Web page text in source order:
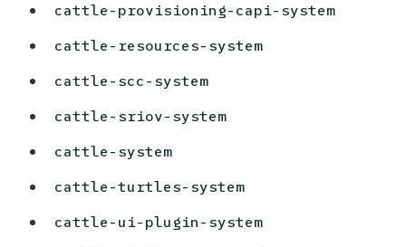
cattle-provisioning-capi-system
cattle-resources-system
cattle-scc-system
cattle-sriov-system
cattle-system
cattle-turtles-system
cattle-ui-plugin-system